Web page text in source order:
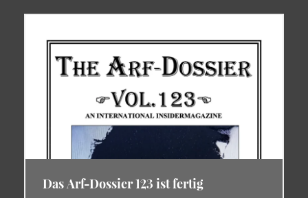
Das Arf-Dossier 123 ist fertig